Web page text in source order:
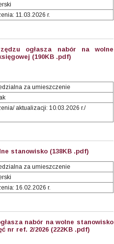
11.03.2026 r.
ogłasza nabór na wolne
(190KB .pdf)
za umieszczenie
aktualizacji: 10.03.2026 r./
stanowisko (138KB .pdf)
za umieszczenie
16.02.2026 r.
nabór na wolne stanowisko
nr ref. 2/2026 (222KB .pdf)